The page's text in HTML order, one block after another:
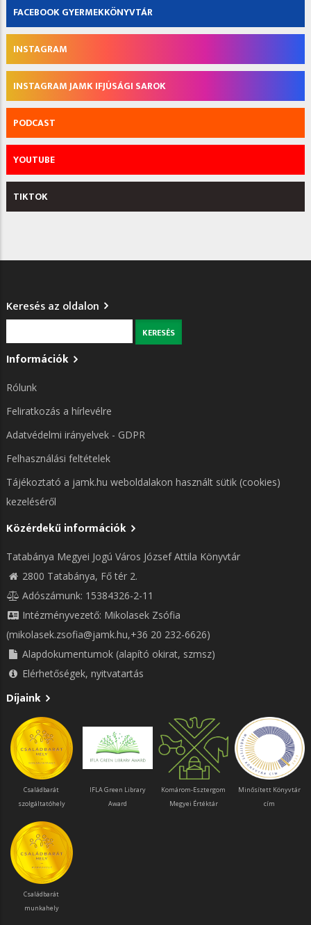
FACEBOOK GYERMEKKÖNYVTÁR
INSTAGRAM
INSTAGRAM JAMK IFJÚSÁGI SAROK
PODCAST
YOUTUBE
TIKTOK
Keresés az oldalon
Információk
Rólunk
Feliratkozás a hírlevélre
Adatvédelmi irányelvek - GDPR
Felhasználási feltételek
Tájékoztató a jamk.hu weboldalakon használt sütik (cookies)
kezeléséről
Közérdekű információk
Tatabánya Megyei Jogú Város József Attila Könyvtár
2800 Tatabánya, Fő tér 2.
Adószámunk: 15384326-2-11
Intézményvezető: Mikolasek Zsófia
(mikolasek.zsofia@jamk.hu,+36 20 232-6626)
Alapdokumentumok (alapító okirat, szmsz)
Elérhetőségek, nyitvatartás
Díjaink
Családbarát
szolgáltatóhely
IFLA Green Library
Award
Komárom-Esztergom
Megyei Értéktár
Minősített Könyvtár
cím
Családbarát
munkahely